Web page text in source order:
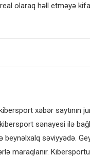
olaraq həll etməyə
xəbər saytının
sənayesi ilə
beynəlxalq səviyyədə.
maraqlanır.